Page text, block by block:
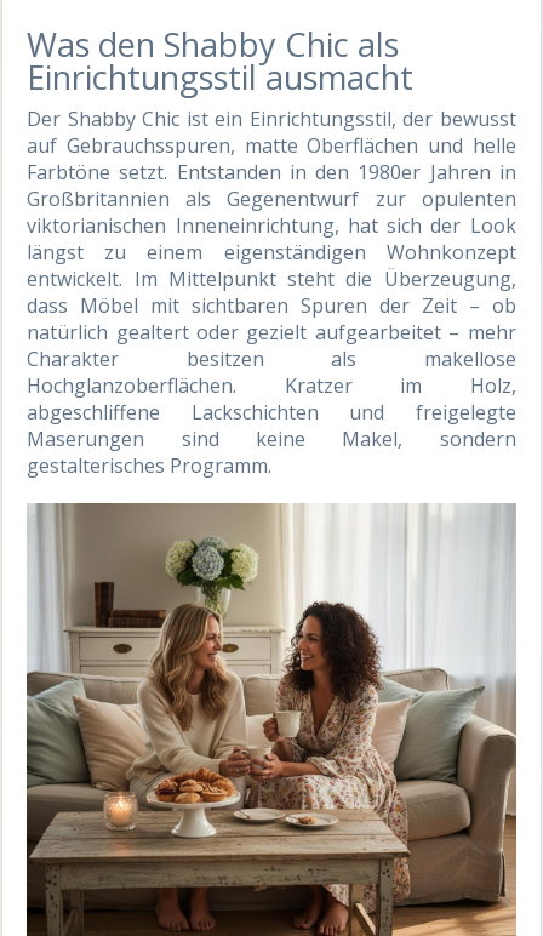
Was den Shabby Chic als
Einrichtungsstil ausmacht
Der Shabby Chic ist ein Einrichtungsstil, der bewusst
auf Gebrauchsspuren, matte Oberflächen und helle
Farbtöne setzt. Entstanden in den 1980er Jahren in
Großbritannien als Gegenentwurf zur opulenten
viktorianischen Inneneinrichtung, hat sich der Look
längst zu einem eigenständigen Wohnkonzept
entwickelt. Im Mittelpunkt steht die Überzeugung,
dass Möbel mit sichtbaren Spuren der Zeit – ob
natürlich gealtert oder gezielt aufgearbeitet – mehr
Charakter besitzen als makellose
Hochglanzoberflächen. Kratzer im Holz,
abgeschliffene Lackschichten und freigelegte
Maserungen sind keine Makel, sondern
gestalterisches Programm.